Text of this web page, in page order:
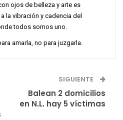
ojos de belleza y arte es
la vibración y cadencia del
todos somos uno.
amarla, no para juzgarla.
SIGUIENTE
Balean 2 domicilios
en N.L. hay 5 víctimas